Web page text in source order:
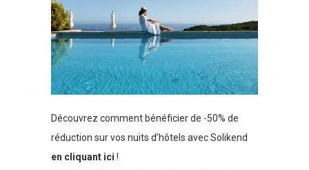
Découvrez comment bénéficier de -50% de
réduction sur vos nuits d’hôtels avec Solikend
en cliquant ici !